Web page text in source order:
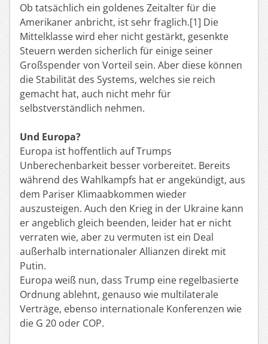
Ob tatsächlich ein goldenes Zeitalter für die
Amerikaner anbricht, ist sehr fraglich.[1] Die
Mittelklasse wird eher nicht gestärkt, gesenkte
Steuern werden sicherlich für einige seiner
Großspender von Vorteil sein. Aber diese können
die Stabilität des Systems, welches sie reich
gemacht hat, auch nicht mehr für
selbstverständlich nehmen.
Und Europa?
Europa ist hoffentlich auf Trumps
Unberechenbarkeit besser vorbereitet. Bereits
während des Wahlkampfs hat er angekündigt, aus
dem Pariser Klimaabkommen wieder
auszusteigen. Auch den Krieg in der Ukraine kann
er angeblich gleich beenden, leider hat er nicht
verraten wie, aber zu vermuten ist ein Deal
außerhalb internationaler Allianzen direkt mit
Putin.
Europa weiß nun, dass Trump eine regelbasierte
Ordnung ablehnt, genauso wie multilaterale
Verträge, ebenso internationale Konferenzen wie
die G 20 oder COP.